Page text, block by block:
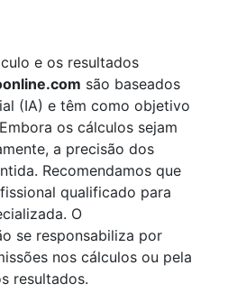
e os resultados
são baseados
(IA) e têm como objetivo
os cálculos sejam
a precisão dos
Recomendamos que
qualificado para
O
se responsabiliza por
nos cálculos ou pela
resultados.